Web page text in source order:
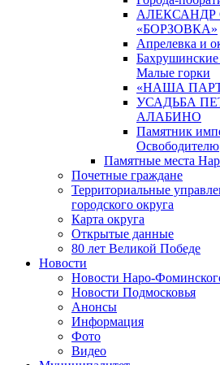
«БОРЗОВКА»
Апрелевка и
Малые горки
«НАША
УСАДЬБА
АЛАБИНО
Памятник
Освободителю
Памятные места
Почетные граждане
Территориальные
городского округа
Карта округа
Открытые данные
80 лет Великой Победе
Новости
Новости Наро-
Новости Подмосковья
Анонсы
Информация
Фото
Видео